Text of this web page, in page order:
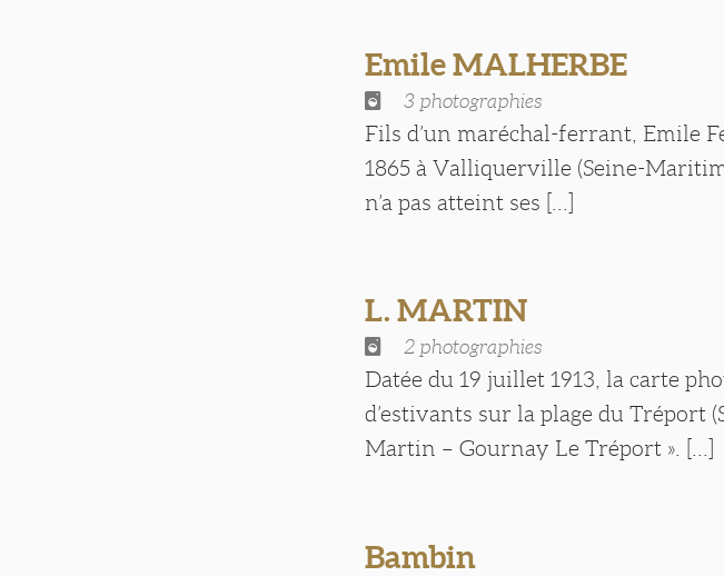
Emile MALHERBE
3 photographies
Fils d’un maréchal-ferrant, Emile
1865 à Valliquerville (Seine-
n’a pas atteint ses [...]
L. MARTIN
2 photographies
Datée du 19 juillet 1913, la carte
d’estivants sur la plage du Tréport
Martin – Gournay Le Tréport ». [...]
Bambin